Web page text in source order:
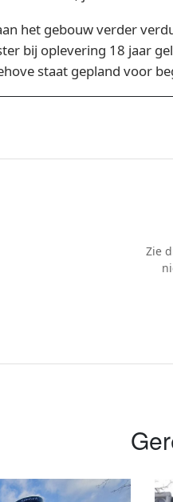
het gebouw verder
bij oplevering 18 jaar
staat gepland voor
Zie